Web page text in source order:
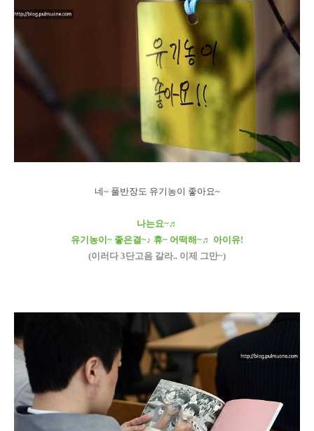
네~ 풀반장도 유기농이 좋아요~
나는요~♬
유기농이~ 좋은결~♪ 휴~ 어떡해~♬ 아이유!
(이러다 3단고음 갈라.. 이제 그만~)